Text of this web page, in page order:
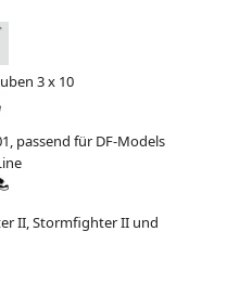
3 x 10
passend für DF-Models
II, Stormfighter II und